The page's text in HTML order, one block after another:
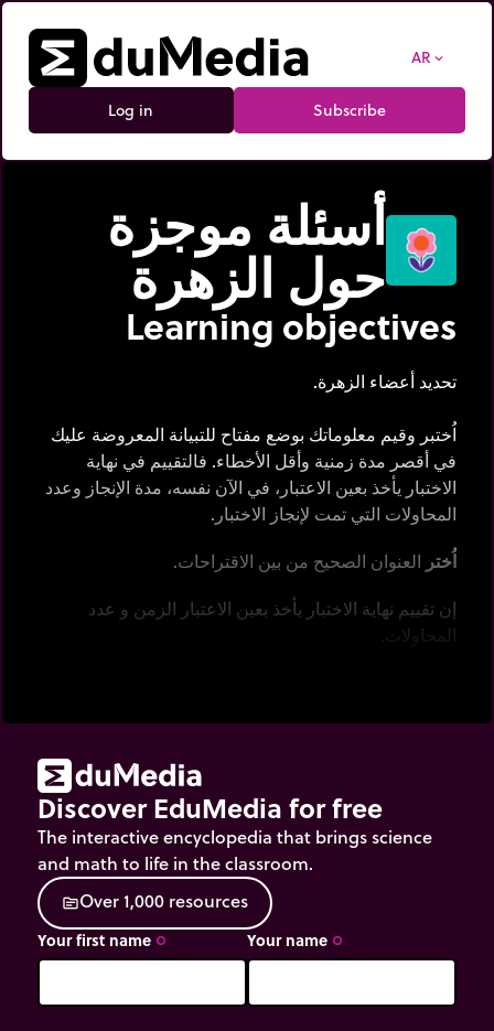
AR expand_more
Log in Subscribe
أسئلة موجزة
حول الزهرة
Learning objectives
تحديد أعضاء الزهرة.
اُختبر وقيم معلوماتك بوضع مفتاح للتبيانة المعروضة عليك
في أقصر مدة زمنية وأقل الأخطاء. فالتقييم في نهاية
الاختبار يأخذ بعين الاعتبار، في الآن نفسه، مدة الإنجاز وعدد
المحاولات التي تمت لإنجاز الاختبار.
اُختر العنوان الصحيح من بين الاقتراحات.
إن تقييم نهاية الاختبار يأخذ بعين الاعتبار الزمن و عدد
المحاولات.
Discover EduMedia for free
The interactive encyclopedia that brings science
and math to life in the classroom.
sourceOver1,000 resources
Your first name trip_origin Your name trip_origin